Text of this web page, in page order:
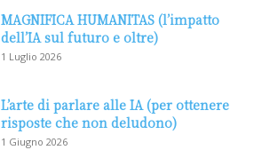
MAGNIFICA HUMANITAS (l’impatto
dell’IA sul futuro e oltre)
1 Luglio 2026
L’arte di parlare alle IA (per ottenere
risposte che non deludono)
1 Giugno 2026